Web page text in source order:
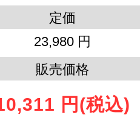
定価
23,980 円
販売価格
円 (税込)